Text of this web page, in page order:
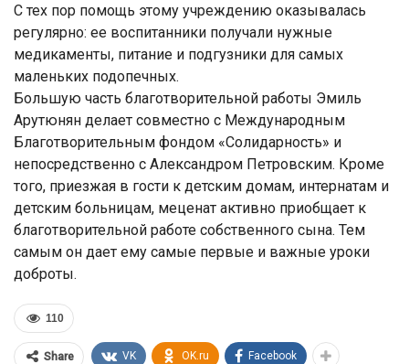
С тех пор помощь этому учреждению оказывалась
регулярно: ее воспитанники получали нужные
медикаменты, питание и подгузники для самых
маленьких подопечных.
Большую часть благотворительной работы Эмиль
Арутюнян делает совместно с Международным
Благотворительным фондом «Солидарность» и
непосредственно с Александром Петровским. Кроме
того, приезжая в гости к детским домам, интернатам и
детским больницам, меценат активно приобщает к
благотворительной работе собственного сына. Тем
самым он дает ему самые первые и важные уроки
доброты.
110
Share VK OK.ru Facebook